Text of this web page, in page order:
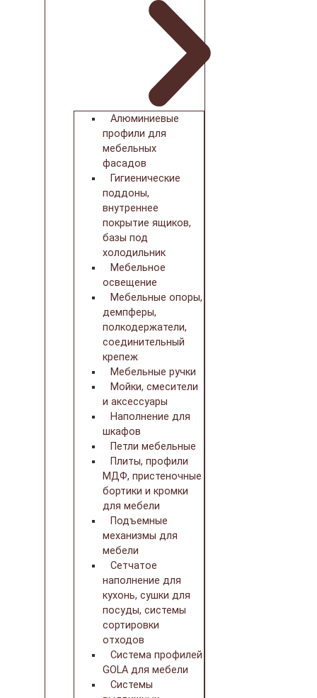
Алюминиевые
профили для
мебельных
фасадов
Гигиенические
поддоны,
внутреннее
покрытие ящиков,
базы под
холодильник
Мебельное
освещение
Мебельные опоры,
демпферы,
полкодержатели,
соединительный
крепеж
Мебельные ручки
Мойки, смесители
и аксессуары
Наполнение для
шкафов
Петли мебельные
Плиты, профили
МДФ, пристеночные
бортики и кромки
для мебели
Подъемные
механизмы для
мебели
Сетчатое
наполнение для
кухонь, сушки для
посуды, системы
сортировки
отходов
Система профилей
GOLA для мебели
Системы